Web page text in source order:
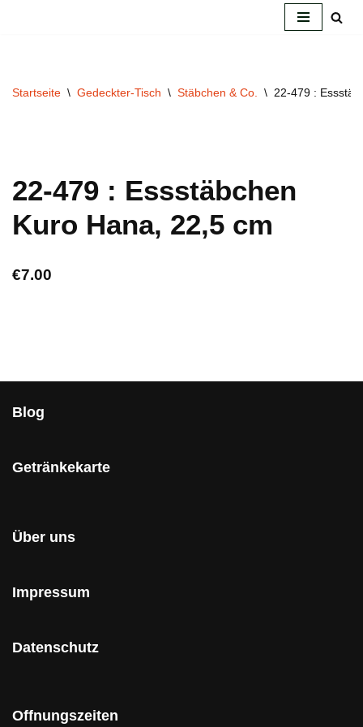
Startseite \ Gedeckter-Tisch \ Stäbchen & Co. \ 22-479 :
22-479 : Essstäbchen
Kuro Hana, 22,5 cm
€7.00
Blog
Getränkekarte
Über uns
Impressum
Datenschutz
Offnungszeiten